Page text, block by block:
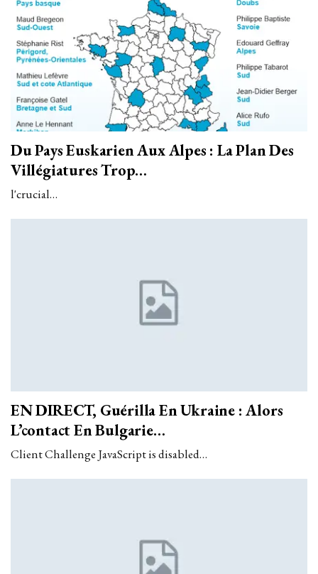
Du Pays Euskarien Aux Alpes : La Plan Des
Villégiatures Trop…
l'crucial…
EN DIRECT, Guérilla En Ukraine : Alors
L’contact En Bulgarie…
Client Challenge JavaScript is disabled…